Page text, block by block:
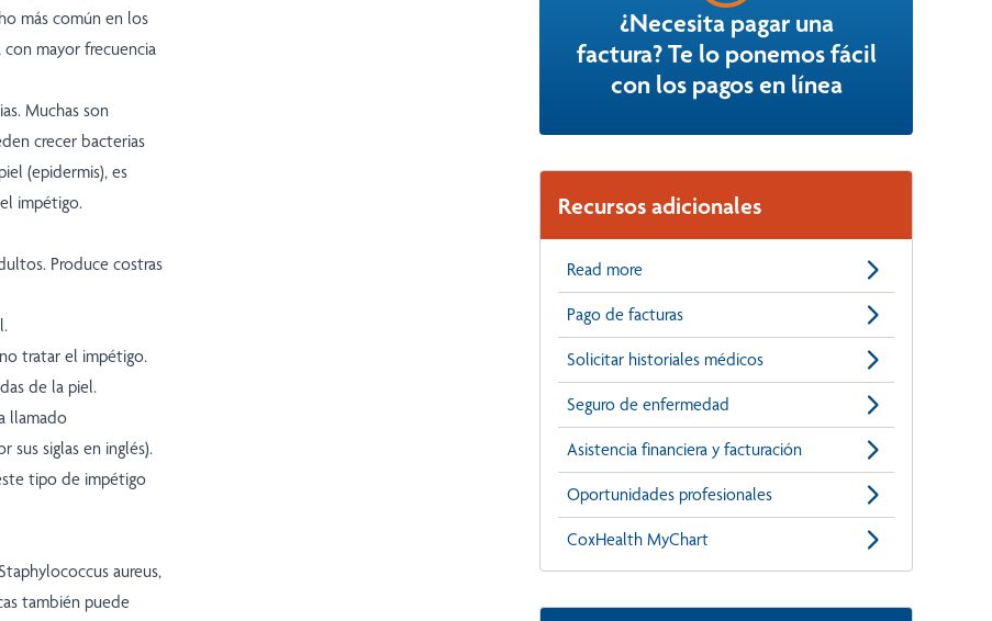
más común en los
mayor frecuencia
Muchas son
crecer bacterias
(epidermis), es
impétigo.
Produce costras
tratar el impétigo.
de la piel.
llamado
sus siglas en inglés).
tipo de impétigo
aureus,
también puede
¿Necesita pagar una
factura? Te lo ponemos fácil
con los pagos en línea
Recursos adicionales
Read more
Pago de facturas
Solicitar historiales médicos
Seguro de enfermedad
Asistencia financiera y facturación
Oportunidades profesionales
CoxHealth MyChart